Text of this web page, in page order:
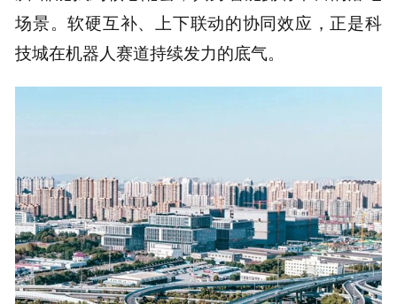
场景。软硬互补、上下联动的协同效应，正是科
技城在机器人赛道持续发力的底气。